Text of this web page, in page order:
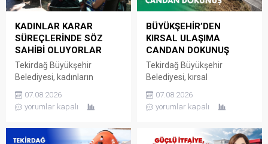
KADINLAR KARAR
SÜREÇLERİNDE SÖZ
SAHİBİ OLUYORLAR
Tekirdağ Büyükşehir
Belediyesi, kadınların
talep ve sorunlarını
doğrudan yerel yönetime
Buluşmaları’nı sürdürmeye
07.08.2026
yorumlar kapalı
BÜYÜKŞEHİR’DEN
KIRSAL ULAŞIMA
CANDAN DOKUNUŞ
Tekirdağ Büyükşehir
Belediyesi, kırsal
altyapısını güçlendirmeye
yönelik yatırımlarını aralıksız
İşleri Dairesi Başkanlığı
07.08.2026
yorumlar kapalı